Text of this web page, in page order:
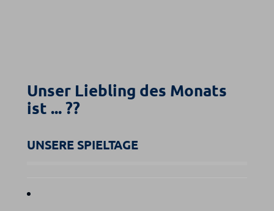
Unser Liebling des Monats
ist ... ??
UNSERE SPIELTAGE